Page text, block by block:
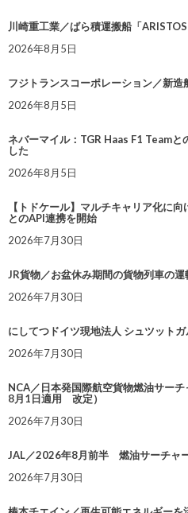
川崎重工業／ばら積運搬船「
2026年8月5日
フジトランスコーポレーション／新造
2026年8月5日
ネバーマイル：TGR Haas F1 Teamと
した
2026年8月5日
【トドケール】マルチキャリア化に
とのAPI連携を開始
2026年7月30日
JR貨物／お盆休み期間の貨物列車の
2026年7月30日
にしてつドイツ現地法人 シュツット
2026年7月30日
NCA／日本発国際航空貨物燃油サー
8月1日適用 改定）
2026年7月30日
JAL／2026年8月前半 燃油サーチャ
2026年7月30日